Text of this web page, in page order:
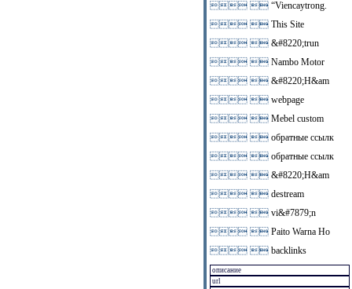
  “Viencaytrong.
  This Site
  &#8220;trun
  Nambo Motor
  &#8220;H&am
  webpage
  Mebel custom
  обратные ссылк
  обратные ссылк
  &#8220;H&am
  destream
  vi&#7879;n
  Paito Warna Ho
  backlinks